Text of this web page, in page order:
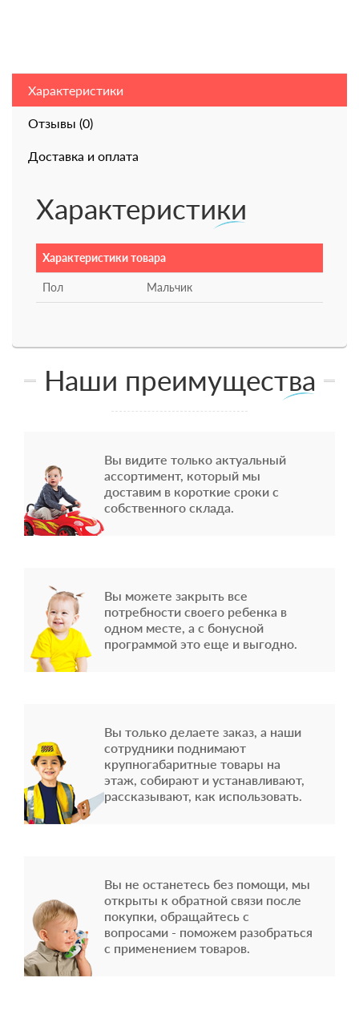
Характеристики
Отзывы (0)
Доставка и оплата
Характеристики
Характеристики товара
Пол Мальчик
Наши преимущества
Вы видите только актуальный
ассортимент, который мы
доставим в короткие сроки с
собственного склада.
Вы можете закрыть все
потребности своего ребенка в
одном месте, а с бонусной
программой это еще и выгодно.
Вы только делаете заказ, а наши
сотрудники поднимают
крупногабаритные товары на
этаж, собирают и устанавливают,
рассказывают, как использовать.
Вы не останетесь без помощи, мы
открыты к обратной связи после
покупки, обращайтесь с
вопросами - поможем разобраться
с применением товаров.